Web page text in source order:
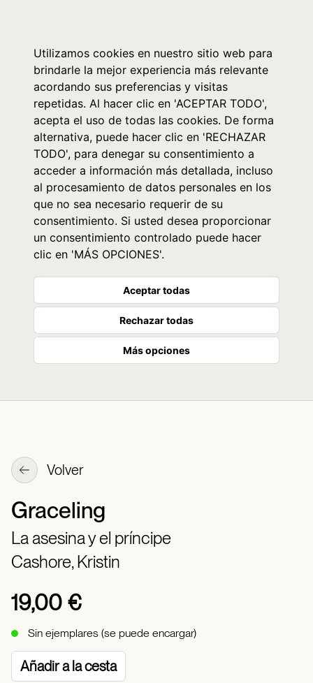
Utilizamos cookies en nuestro sitio web para
brindarle la mejor experiencia más relevante
acordando sus preferencias y visitas
repetidas. Al hacer clic en 'ACEPTAR TODO',
acepta el uso de todas las cookies. De forma
alternativa, puede hacer clic en 'RECHAZAR
TODO', para denegar su consentimiento a
acceder a información más detallada, incluso
al procesamiento de datos personales en los
que no sea necesario requerir de su
consentimiento. Si usted desea proporcionar
un consentimiento controlado puede hacer
clic en 'MÁS OPCIONES'.
Aceptar todas
Rechazar todas
Más opciones
Volver
Graceling
La asesina y el príncipe
Cashore, Kristin
19,00 €
Sin ejemplares (se puede encargar)
Añadir a la cesta